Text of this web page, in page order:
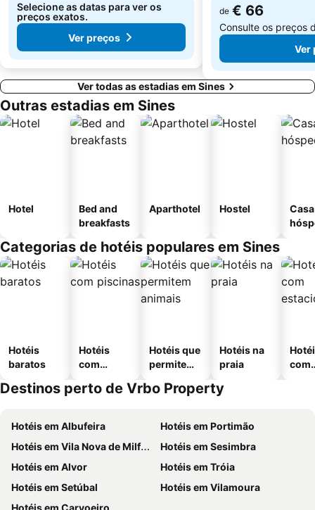
Selecione as datas para ver os
preços exatos.
Ver preços
de € 66
Consulte os preços
Ver
Ver todas as estadias em Sines
Outras estadias em Sines
Hotel
Bed and
breakfasts
Aparthotel Hostel
Categorias de hotéis populares em Sines
Hotéis
baratos
Hotéis
com
Hotéis que
permitem
Hotéis na
praia
com
Destinos perto de Vrbo Property
Hotéis em Albufeira
Hotéis em Portimão
Hotéis em Vila Nova de Milfontes
Hotéis em Sesimbra
Hotéis em Alvor
Hotéis em Tróia
Hotéis em Setúbal
Hotéis em Vilamoura
Hotéis em Carvoeiro